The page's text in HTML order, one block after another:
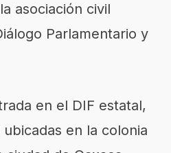
asociación civil
Parlamentario y
en el DIF estatal,
en la colonia